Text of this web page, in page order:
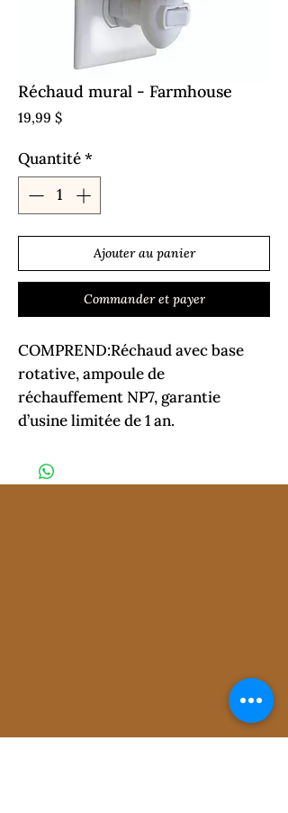
Réchaud mural - Farmhouse
19,99 $Prix
Quantité*
Ajouter au panier
Commander et payer
COMPREND:Réchaud avec base
rotative, ampoule de
réchauffement NP7, garantie
d’usine limitée de 1 an.